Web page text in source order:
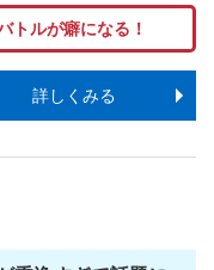
トルが癖になる！
詳しくみる